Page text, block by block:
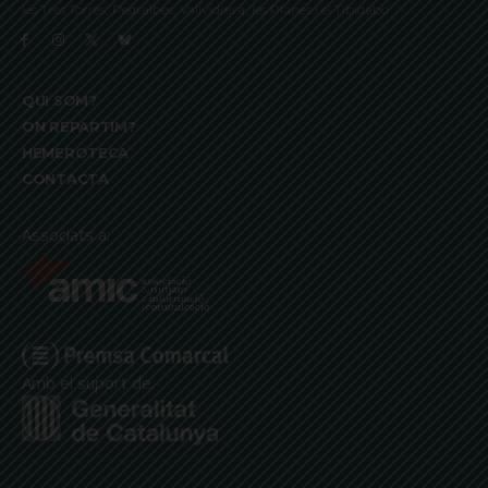
les Tres Torres, Pedralbes, Vallvidrera, les Planes i el Tibidabo
QUI SOM?
ON REPARTIM?
HEMEROTECA
CONTACTA
Associats a:
Amb el suport de: